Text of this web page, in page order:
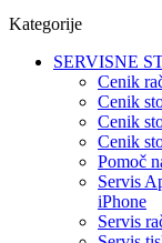
Kategorije
SERVISNE
Cenik
Cenik
Cenik
Cenik
Pomoč
Servis
iPhone
Servis